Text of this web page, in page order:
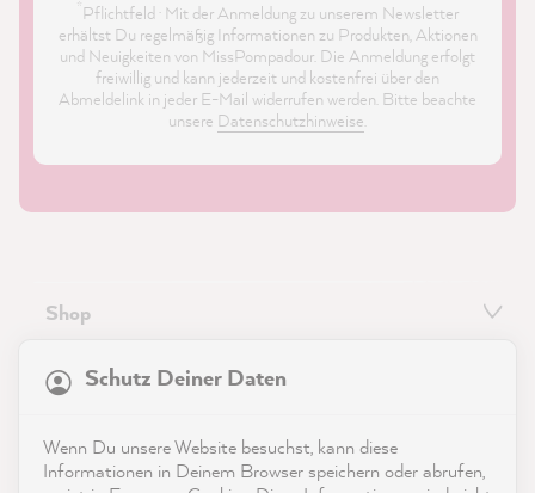
Pflichtfeld · Mit der Anmeldung zu unserem Newsletter
erhältst Du regelmäßig Informationen zu Produkten, Aktionen
und Neuigkeiten von MissPompadour. Die Anmeldung erfolgt
freiwillig und kann jederzeit und kostenfrei über den
Abmeldelink in jeder E-Mail widerrufen werden. Bitte beachte
unsere Datenschutzhinweise.
Shop
Service
Kontakt
Schutz Deiner Daten
Wenn Du unsere Website besuchst, kann diese
Informationen in Deinem Browser speichern oder abrufen,
reviews-io